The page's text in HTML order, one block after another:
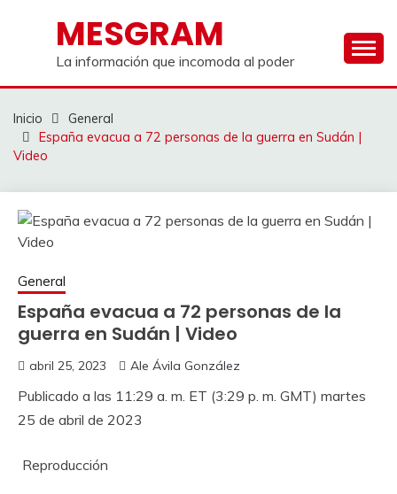
contenidoMESGRAM
La información que incomoda al poder
Inicio
General
España evacua a 72 personas de la guerra en Sudán |
Video
General
España evacua a 72 personas de la
guerra en Sudán | Video
abril 25, 2023 Ale Ávila González
Publicado a las 11:29 a. m. ET (3:29 p. m. GMT) martes
25 de abril de 2023
Reproducción